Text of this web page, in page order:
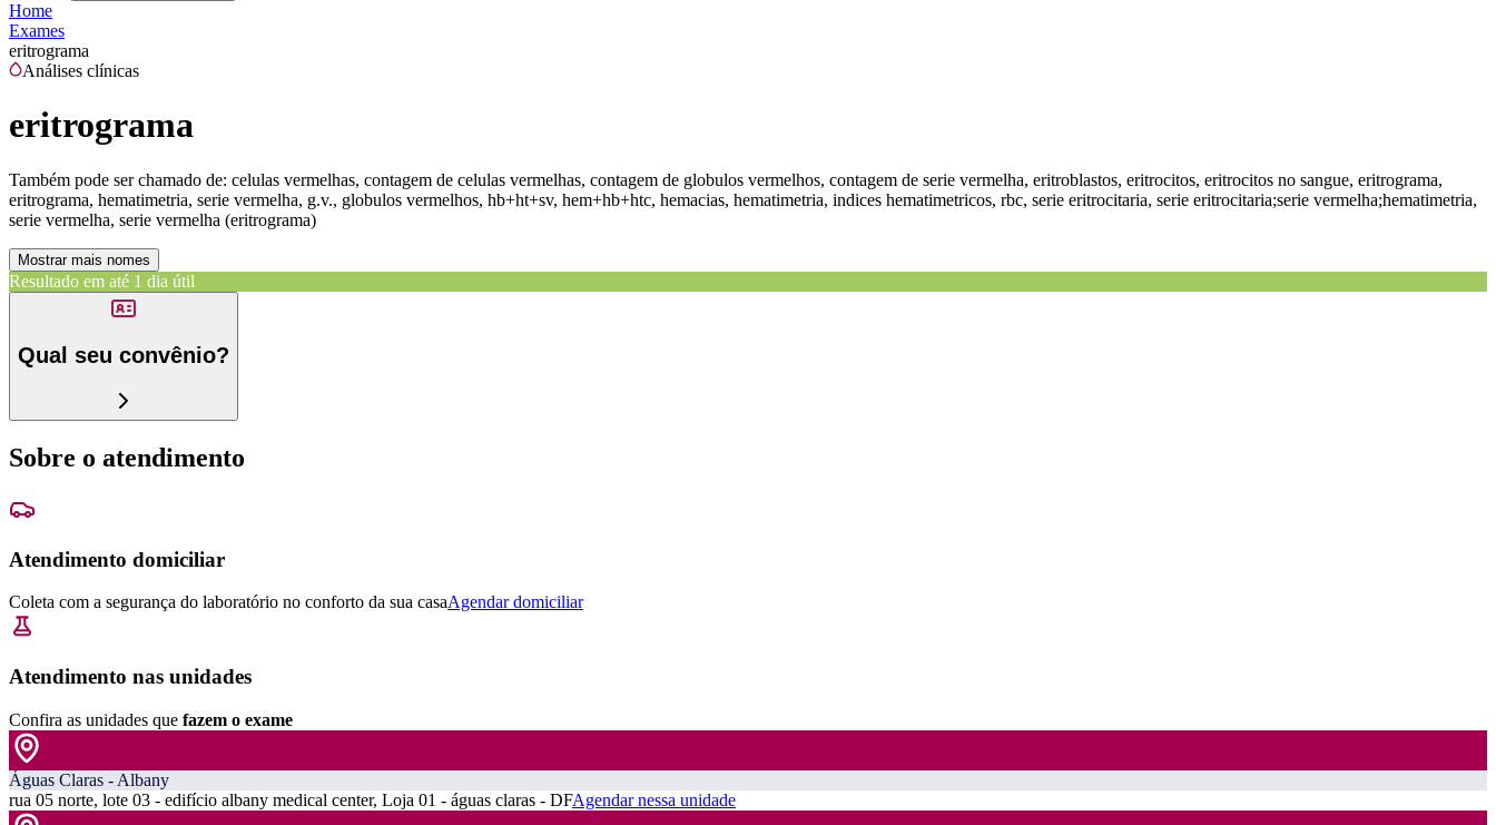
Home
Exames
eritrograma
Análises clínicas
eritrograma
Também pode ser chamado de: celulas vermelhas, contagem de celulas vermelhas, contagem de globulos vermelhos, contagem de serie vermelha, eritroblastos, eritrocitos, eritrocitos no sangue, eritrograma,
eritrograma, hematimetria, serie vermelha, g.v., globulos vermelhos, hb+ht+sv, hem+hb+htc, hemacias, hematimetria, indices hematimetricos, rbc, serie eritrocitaria, serie eritrocitaria;serie vermelha;hematimetria,
serie vermelha, serie vermelha (eritrograma)
Mostrar mais nomes
Resultado em até 1 dia útil
Qual seu convênio?
Sobre o atendimento
Atendimento domiciliar
Coleta com a segurança do laboratório no conforto da sua casaAgendar domiciliar
Atendimento nas unidades
Confira as unidades que fazem o exame
Águas Claras - Albany
rua 05 norte, lote 03 - edifício albany medical center, Loja 01 - águas claras - DFAgendar nessa unidade